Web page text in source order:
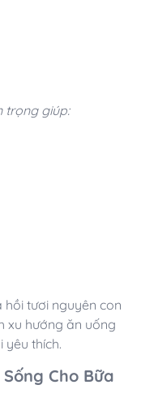
trọng giúp:
tươi nguyên con
xu hướng ăn uống
yêu thích.
Cho Bữa